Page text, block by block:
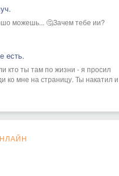
можешь... 🤔Зачем тебе ии?
есть.
кто ты там по жизни - я просил
ко мне на страницу. Ты накатил и